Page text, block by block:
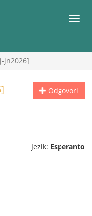
Meni
jn2026]
Odgovori
Jezik: Esperanto